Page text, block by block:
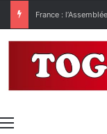
Menu